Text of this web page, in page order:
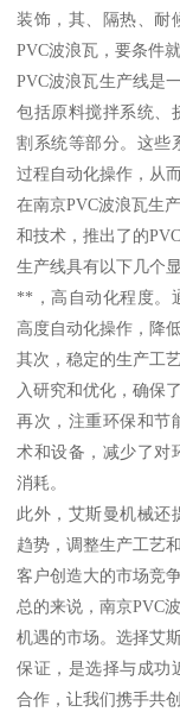
装饰，其、隔热、耐
PVC波浪瓦，要条件
PVC波浪瓦生产线是
包括原料搅拌系统、
割系统等部分。这些
过程自动化操作，从
在南京PVC波浪瓦生
和技术，推出了的
生产线具有以下几个
**，高自动化程度。
高度自动化操作，降
其次，稳定的生产工
入研究和优化，确保
再次，注重环保和节
术和设备，减少了对
消耗。
此外，艾斯曼机械还
趋势，调整生产工艺
客户创造大的市场竞争
总的来说，南京PVC
机遇的市场。选择艾
保证，是选择与成功
合作，让我们携手共